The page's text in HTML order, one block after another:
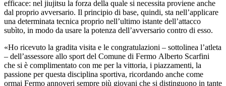
efficace: nel jiujitsu la forza della quale si necessita proviene anche
dal proprio avversario. Il principio di base, quindi, sta nell’applicare
una determinata tecnica proprio nell’ultimo istante dell’attacco
subìto, in modo da usare la potenza dell’avversario contro di esso.
«Ho ricevuto la gradita visita e le congratulazioni – sottolinea l’atleta
– dell’assessore allo sport del Comune di Fermo Alberto Scarfini
che si è complimentato con me per la vittoria, i piazzamenti, la
passione per questa disciplina sportiva, ricordando anche come
ormai Fermo annoveri sempre più giovani che si distinguono in tante